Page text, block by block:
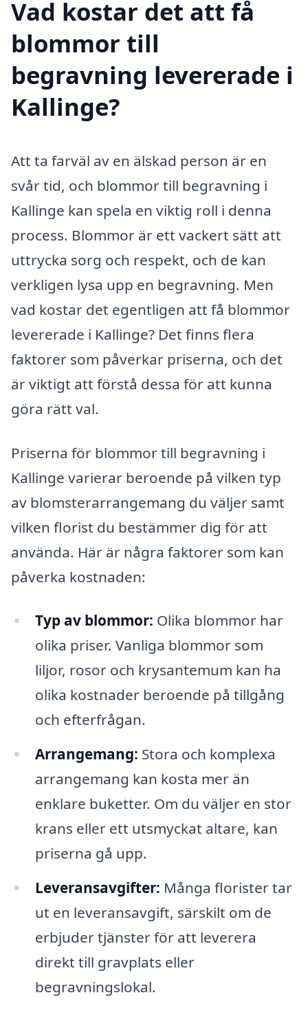
Vad kostar det att få
blommor till
begravning levererade i
Kallinge?
Att ta farväl av en älskad person är en
svår tid, och blommor till begravning i
Kallinge kan spela en viktig roll i denna
process. Blommor är ett vackert sätt att
uttrycka sorg och respekt, och de kan
verkligen lysa upp en begravning. Men
vad kostar det egentligen att få blommor
levererade i Kallinge? Det finns flera
faktorer som påverkar priserna, och det
är viktigt att förstå dessa för att kunna
göra rätt val.
Priserna för blommor till begravning i
Kallinge varierar beroende på vilken typ
av blomsterarrangemang du väljer samt
vilken florist du bestämmer dig för att
använda. Här är några faktorer som kan
påverka kostnaden:
Typ av blommor: Olika blommor har
olika priser. Vanliga blommor som
liljor, rosor och krysantemum kan ha
olika kostnader beroende på tillgång
och efterfrågan.
Arrangemang: Stora och komplexa
arrangemang kan kosta mer än
enklare buketter. Om du väljer en stor
krans eller ett utsmyckat altare, kan
priserna gå upp.
Leveransavgifter: Många florister tar
ut en leveransavgift, särskilt om de
erbjuder tjänster för att leverera
direkt till gravplats eller
begravningslokal.